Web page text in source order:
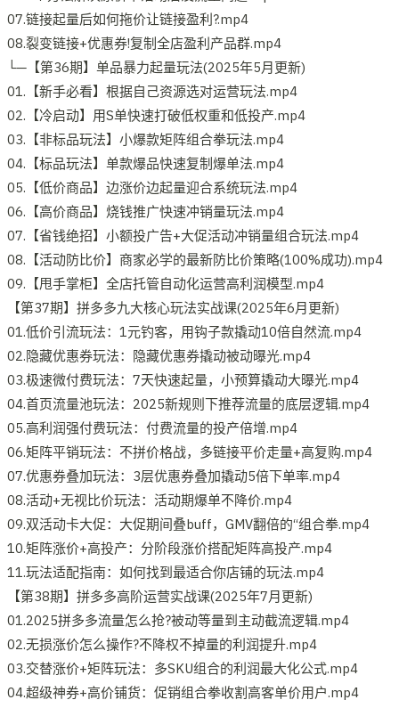
07.链接起量后如何拖价让链接盈利?.mp4
08.裂变链接+优惠券!复制全店盈利产品群.mp4
└─【第36期】单品暴力起量玩法(2025年5月更新)
01.【新手必看】根据自己资源选对运营玩法.mp4
02.【冷启动】用S单快速打破低权重和低投产.mp4
03.【非标品玩法】小爆款矩阵组合拳玩法.mp4
04.【标品玩法】单款爆品快速复制爆单法.mp4
05.【低价商品】边涨价边起量迎合系统玩法.mp4
06.【高价商品】烧钱推广快速冲销量玩法.mp4
07.【省钱绝招】小额投广告+大促活动冲销量组合玩法.mp4
08.【活动防比价】商家必学的最新防比价策略(100%成功).mp4
09.【甩手掌柜】全店托管自动化运营高利润模型.mp4
【第37期】拼多多九大核心玩法实战课(2025年6月更新)
01.低价引流玩法：1元钓客，用钩子款撬动10倍自然流.mp4
02.隐藏优惠券玩法：隐藏优惠券撬动被动曝光.mp4
03.极速微付费玩法：7天快速起量，小预算撬动大曝光.mp4
04.首页流量池玩法：2025新规则下推荐流量的底层逻辑.mp4
05.高利润强付费玩法：付费流量的投产倍增.mp4
06.矩阵平销玩法：不拼价格战，多链接平价走量+高复购.mp4
07.优惠券叠加玩法：3层优惠券叠加撬动5倍下单率.mp4
08.活动+无视比价玩法：活动期爆单不降价.mp4
09.双活动卡大促：大促期间叠buff，GMV翻倍的“组合拳.mp4
10.矩阵涨价+高投产：分阶段涨价搭配矩阵高投产.mp4
11.玩法适配指南：如何找到最适合你店铺的玩法.mp4
【第38期】拼多多高阶运营实战课(2025年7月更新)
01.2025拼多多流量怎么抢?被动等量到主动截流逻辑.mp4
02.无损涨价怎么操作?不降权不掉量的利润提升.mp4
03.交替涨价+矩阵玩法：多SKU组合的利润最大化公式.mp4
04.超级神券+高价铺货：促销组合拳收割高客单价用户.mp4